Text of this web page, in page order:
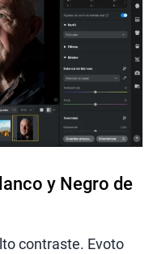
y Negro de
contraste. Evoto